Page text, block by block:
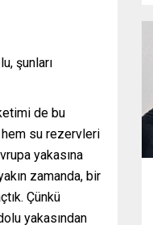
şunları
de bu
su rezervleri
yakasına
zamanda, bir
Çünkü
yakasından